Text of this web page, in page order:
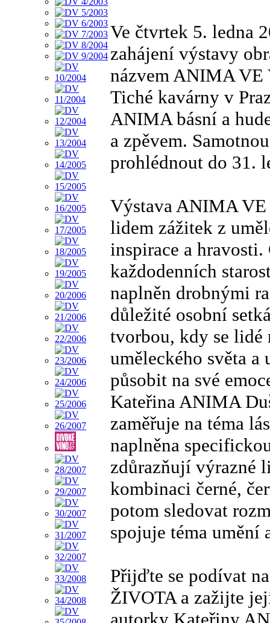
Ve čtvrtek 5. ledna
zahájení výstavy
názvem ANIMA
Tiché kavárny v
ANIMA básní a
a zpěvem.
prohlédnout do 31.
Výstava ANIMA
lidem zážitek z
inspirace a
každodenních
naplněn drobnými
důležité osobní
tvorbou, kdy se lidé
uměleckého světa
působit na své
Kateřina ANIMA
zaměřuje na téma
naplněna
zdůrazňují výrazné
kombinaci černé,
potom sledovat
spojuje téma umění
Přijďte se podívat
ŽIVOTA a zažijte